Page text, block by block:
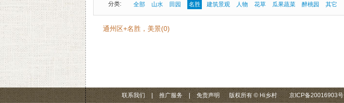
分类: 全部 山水 田园 名胜 建筑景观 人物 花草 瓜果蔬菜 醉桃园 其它
通州区+名胜，美景(0)
联系我们 推广服务 | 免责声明 版权所有 © Hi乡村 京ICP备20016903号